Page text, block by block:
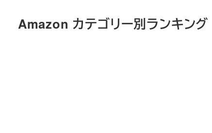
Amazon カテゴリー別ランキング